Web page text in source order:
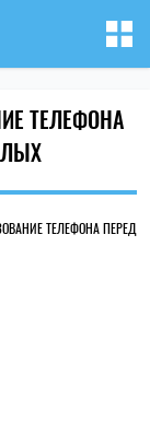
ТЕЛЕФОНА
ТЕЛЕФОНА ПЕРЕД